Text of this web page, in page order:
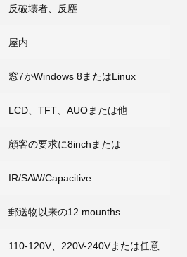
反破壊者、反塵
屋内
窓7かWindows 8またはLinux
LCD、TFT、AUOまたは他
顧客の要求に8inchまたは
IR/SAW/Capacitive
郵送物以来の12 mounths
110-120V、220V-240Vまたは任意